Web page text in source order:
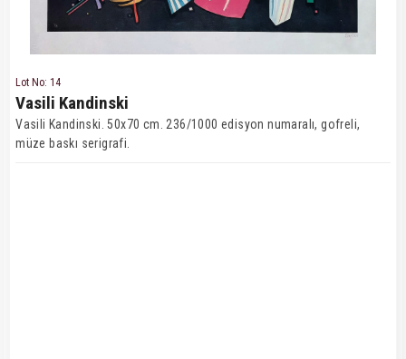
Lot No: 14
Vasili Kandinski
Vasili Kandinski. 50x70 cm. 236/1000 edisyon numaralı, gofreli,
müze baskı serigrafi.